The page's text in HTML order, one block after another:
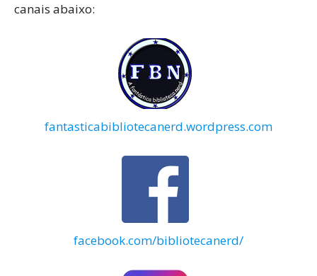
canais abaixo:
fantasticabibliotecanerd.wordpress.com
facebook.com/bibliotecanerd/